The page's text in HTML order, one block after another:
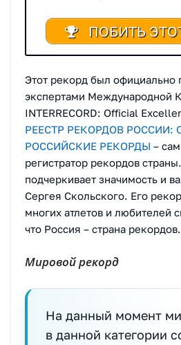
ПОБИТЬ
Этот рекорд был официально
экспертами Международной
INTERRECORD: Official
РЕЕСТР РЕКОРДОВ
РОССИЙСКИЕ РЕКОРДЫ –
регистратор рекордов
подчеркивает значимость и
Сергея Скольского. Его
многих атлетов и любителей
что Россия – страна рекордов.
Мировой рекорд
На данный момент
в данной категории